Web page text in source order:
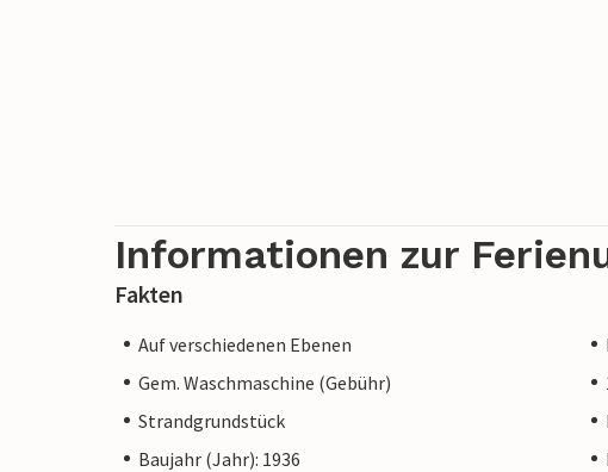
Informationen zur
Fakten
Auf verschiedenen Ebenen
Gem. Waschmaschine (Gebühr)
Strandgrundstück
Baujahr (Jahr): 1936